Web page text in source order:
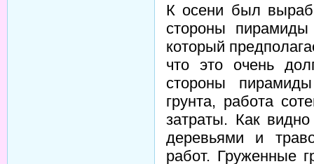
К осени был
стороны
который
что это очень
стороны
грунта, работа
затраты. Как
деревьями и
работ. Груженные